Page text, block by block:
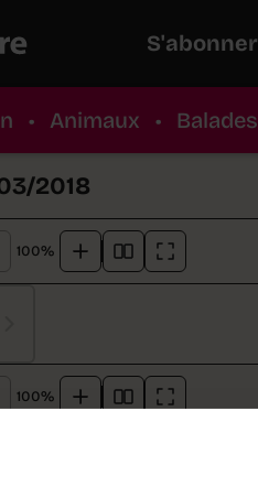
S'abonner
• Animaux • Balades
2018
100%
100%